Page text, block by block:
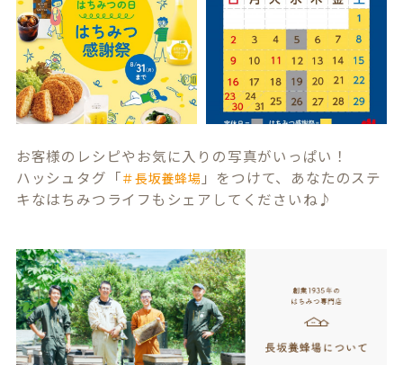
お客様のレシピやお気に入りの写真がいっぱい！
ハッシュタグ「＃長坂養蜂場 」をつけて、あなたのステ
キなはちみつライフもシェアしてくださいね♪